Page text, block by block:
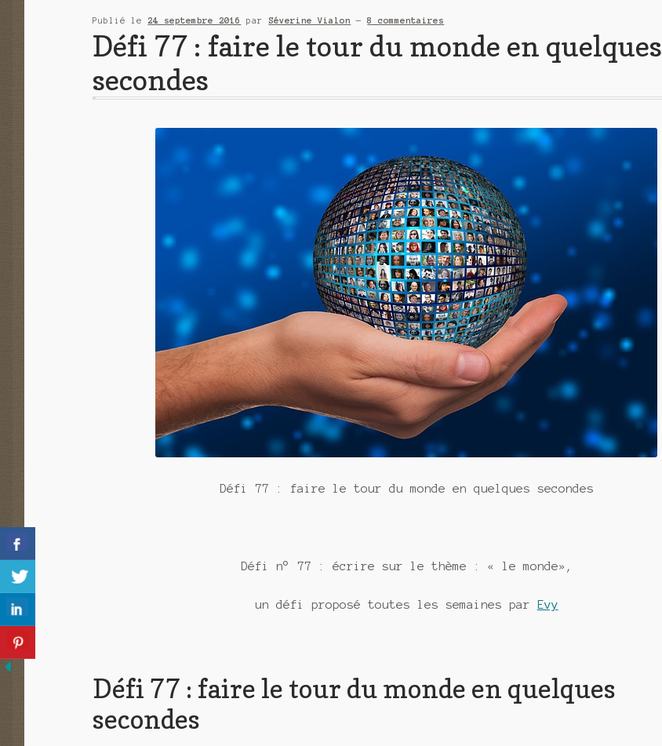
Publié le24 septembre 2016 parSéverine Vialon —8 commentaires
Défi 77 : faire le tour du monde en quelques
secondes
Défi 77 : faire le tour du monde en quelques secondes
Défi n° 77 : écrire sur le thème : « le monde»,
un défi proposé toutes les semaines par Evy
Défi 77 : faire le tour du monde en quelques
secondes